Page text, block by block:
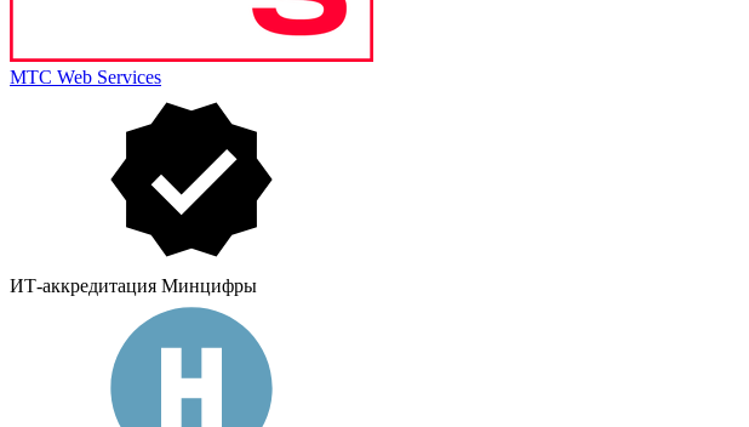
МТС Web Services
ИТ-аккредитация Минцифры